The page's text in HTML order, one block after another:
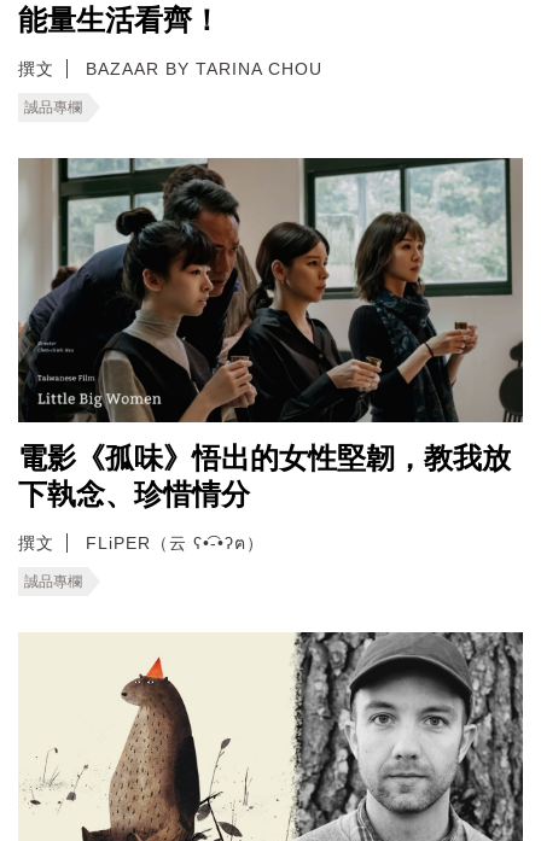
能量生活看齊！
撰文 BAZAAR BY TARINA CHOU
誠品專欄
電影《孤味》悟出的女性堅韌，教我放
下執念、珍惜情分
撰文 FLiPER（云 ʕ•͡-•ʔฅ）
誠品專欄